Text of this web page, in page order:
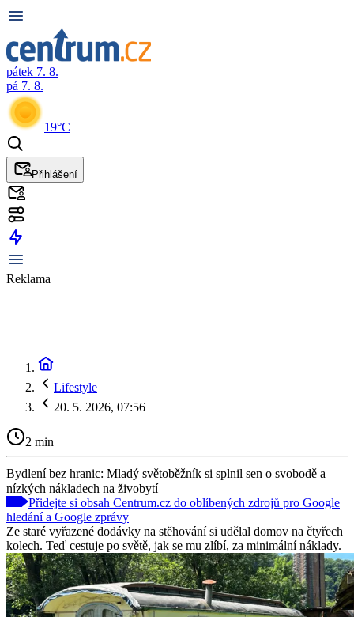
pátek 7. 8.
pá 7. 8.
19°C
Přihlášení
Reklama
Lifestyle
20. 5. 2026, 07:56
2 min
Bydlení bez hranic: Mladý světoběžník si splnil sen o svobodě a
nízkých nákladech na živobytí
Přidejte si obsah Centrum.cz do oblíbených zdrojů pro Google
hledání a Google zprávy
Ze staré vyřazené dodávky na stěhování si udělal domov na čtyřech
kolech. Teď cestuje po světě, jak se mu zlíbí, za minimální náklady.